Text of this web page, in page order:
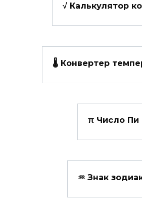
√ Калькулятор
🌡️ Конвертер
π Число Пи
♒ Знак